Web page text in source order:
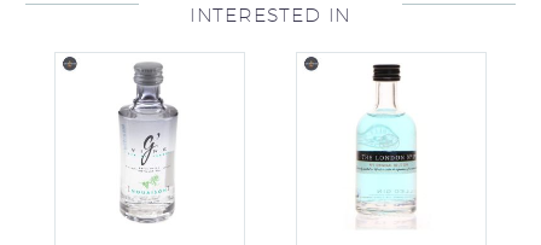
INTERESTED IN